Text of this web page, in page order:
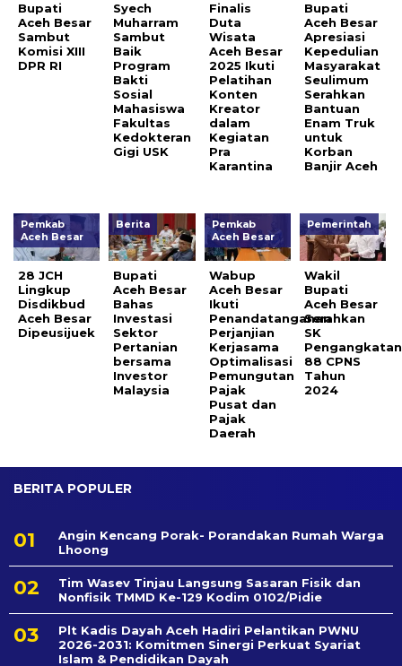
Bupati
Aceh Besar
Sambut
Komisi XIII
DPR RI
Syech
Muharram
Sambut
Baik
Program
Bakti
Sosial
Mahasiswa
Fakultas
Kedokteran
Gigi USK
Finalis
Duta
Wisata
Aceh Besar
2025 Ikuti
Pelatihan
Konten
Kreator
dalam
Kegiatan
Pra
Karantina
Bupati
Aceh Besar
Apresiasi
Kepedulian
Masyarakat
Seulimum
Serahkan
Bantuan
Enam Truk
untuk
Korban
Banjir Aceh
Pemkab
Aceh Besar
28 JCH
Lingkup
Disdikbud
Aceh Besar
Dipeusijuek
Berita
Bupati
Aceh Besar
Bahas
Investasi
Sektor
Pertanian
bersama
Investor
Malaysia
Pemkab
Aceh Besar
Wabup
Aceh Besar
Ikuti
Penandatanganan
Perjanjian
Kerjasama
Optimalisasi
Pemungutan
Pajak
Pusat dan
Pajak
Daerah
Pemerintah
Wakil
Bupati
Aceh Besar
Serahkan
SK
Pengangkatan
88 CPNS
Tahun
2024
BERITA POPULER
Angin Kencang Porak- Porandakan Rumah Warga
Lhoong
Tim Wasev Tinjau Langsung Sasaran Fisik dan
Nonfisik TMMD Ke-129 Kodim 0102/Pidie
Plt Kadis Dayah Aceh Hadiri Pelantikan PWNU
2026-2031: Komitmen Sinergi Perkuat Syariat
Islam & Pendidikan Dayah